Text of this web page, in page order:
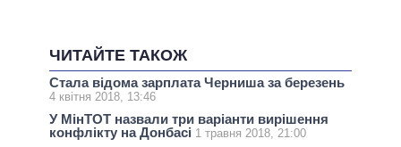
ЧИТАЙТЕ ТАКОЖ
Стала відома зарплата Черниша за березень
4 квітня 2018, 13:46
У МінТОТ назвали три варіанти вирішення
конфлікту на Донбасі 1 травня 2018, 21:00